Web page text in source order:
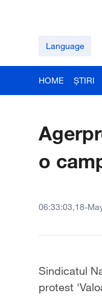
Language
HOME ȘTIRI
o
06:33:03,18-
Sindicatul
protest